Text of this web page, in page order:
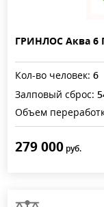
ГРИНЛОС Аква 6
Кол-во человек: 6
Залповый сброс:
Объем
279 000руб.